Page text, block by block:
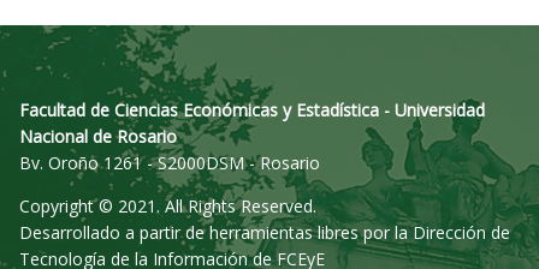
Facultad de Ciencias Económicas y Estadística - Universidad
Nacional de Rosario
Bv. Oroño 1261 - S2000DSM - Rosario
Copyright © 2021. All Rights Reserved.
Desarrollado a partir de herramientas libres por la Dirección de
Tecnología de la Información de FCEyE